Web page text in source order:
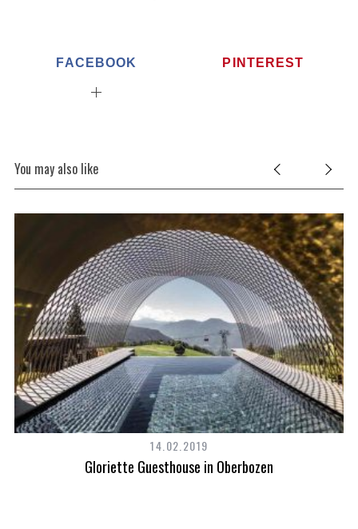
FACEBOOK PINTEREST
You may also like
14.02.2019
Gloriette Guesthouse in Oberbozen